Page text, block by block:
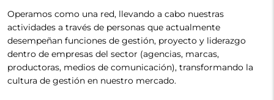
Operamos como una red, llevando a cabo nuestras
actividades a través de personas que actualmente
desempeñan funciones de gestión, proyecto y liderazgo
dentro de empresas del sector (agencias, marcas,
productoras, medios de comunicación), transformando la
cultura de gestión en nuestro mercado.